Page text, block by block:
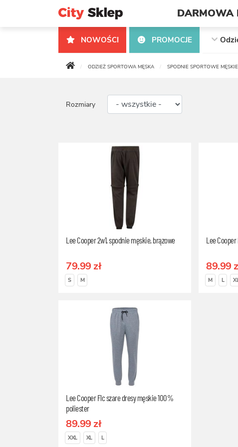
DARMOWA
NOWOŚCI PROMOCJE
ODZIEŻ SPORTOWA MĘSKA SPODNIE SPORTOWE MĘSKIE
Rozmiary
Lee Cooper 2w1, spodnie męskie, brązowe
79.99 zł
S M
Lee
89.99
M L
Lee Cooper Flc szare dresy męskie 100%
poliester
89.99 zł
XXL XL L